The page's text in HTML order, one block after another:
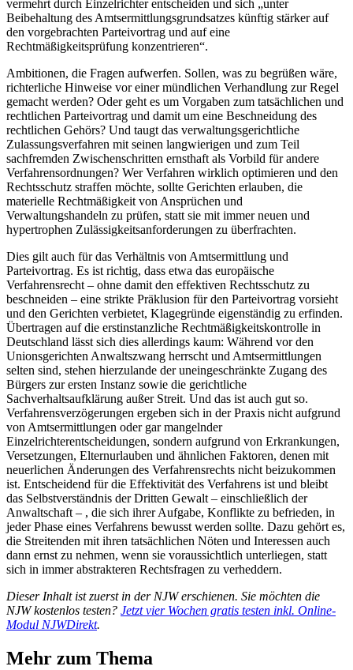
vermehrt durch Einzelrichter entscheiden und sich „unter
Beibehaltung des Amtsermittlungsgrundsatzes künftig stärker auf
den vorgebrachten Parteivortrag und auf eine
Rechtmäßigkeitsprüfung konzentrieren“.
Ambitionen, die Fragen aufwerfen. Sollen, was zu begrüßen wäre,
richterliche Hinweise vor einer mündlichen Verhandlung zur Regel
gemacht werden? Oder geht es um Vorgaben zum tatsächlichen und
rechtlichen Parteivortrag und damit um eine Beschneidung des
rechtlichen Gehörs? Und taugt das verwaltungsgerichtliche
Zulassungsverfahren mit seinen langwierigen und zum Teil
sachfremden Zwischenschritten ernsthaft als Vorbild für andere
Verfahrensordnungen? Wer Verfahren wirklich optimieren und den
Rechtsschutz straffen möchte, sollte Gerichten erlauben, die
materielle Rechtmäßigkeit von Ansprüchen und
Verwaltungshandeln zu prüfen, statt sie mit immer neuen und
hypertrophen Zulässigkeitsanforderungen zu überfrachten.
Dies gilt auch für das Verhältnis von Amtsermittlung und
Parteivortrag. Es ist richtig, dass etwa das europäische
Verfahrensrecht – ohne damit den effektiven Rechtsschutz zu
beschneiden – eine strikte Präklusion für den Parteivortrag vorsieht
und den Gerichten verbietet, Klagegründe eigenständig zu erfinden.
Übertragen auf die erstinstanzliche Rechtmäßigkeitskontrolle in
Deutschland lässt sich dies allerdings kaum: Während vor den
Unionsgerichten Anwaltszwang herrscht und Amtsermittlungen
selten sind, stehen hierzulande der uneingeschränkte Zugang des
Bürgers zur ersten Instanz sowie die gerichtliche
Sachverhaltsaufklärung außer Streit. Und das ist auch gut so.
Verfahrensverzögerungen ergeben sich in der Praxis nicht aufgrund
von Amtsermittlungen oder gar mangelnder
Einzelrichterentscheidungen, sondern aufgrund von Erkrankungen,
Versetzungen, Elternurlauben und ähnlichen Faktoren, denen mit
neuerlichen Änderungen des Verfahrensrechts nicht beizukommen
ist. Entscheidend für die Effektivität des Verfahrens ist und bleibt
das Selbstverständnis der Dritten Gewalt – einschließlich der
Anwaltschaft – , die sich ihrer Aufgabe, Konflikte zu befrieden, in
jeder Phase eines Verfahrens bewusst werden sollte. Dazu gehört es,
die Streitenden mit ihren tatsächlichen Nöten und Interessen auch
dann ernst zu nehmen, wenn sie voraussichtlich unterliegen, statt
sich in immer abstrakteren Rechtsfragen zu verheddern.
Dieser Inhalt ist zuerst in der NJW erschienen. Sie möchten die
NJW kostenlos testen? Jetzt vier Wochen gratis testen inkl. Online-
Modul NJWDirekt.
Mehr zum Thema